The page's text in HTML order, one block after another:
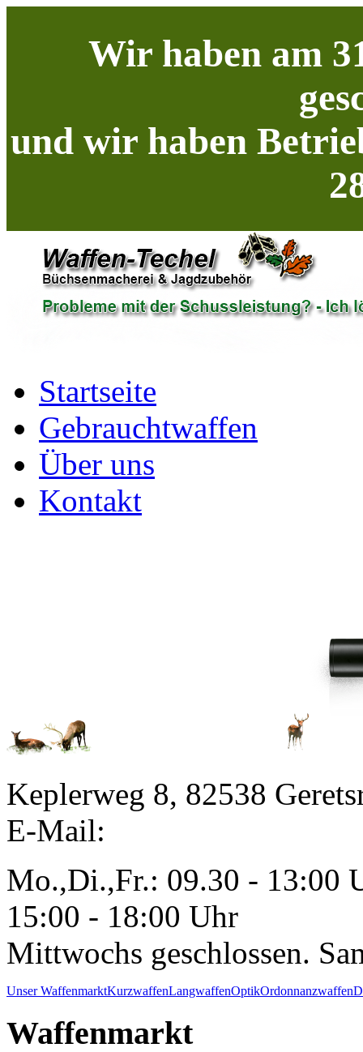
Wir haben am
und wir haben
Startseite
Gebrauchtwaffen
Über uns
Kontakt
Keplerweg 8, 82538
E-Mail:
Mo.,Di.,Fr.: 09.30 - 13:00
15:00 - 18:00 Uhr
Mittwochs geschlossen.
Unser WaffenmarktKurzwaffenLangwaffenOptikOrdonnanzwaffen
Waffenmarkt